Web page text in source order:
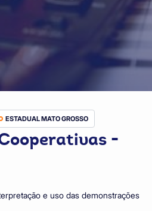
ESTADUAL MATO GROSSO
-
e uso das demonstrações